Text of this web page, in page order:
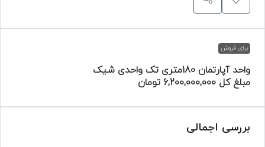
برای فروش
واحد آپارتمان 180متری تک واحدی شیک
مبلغ کل 6,200,000,000 تومان
بررسی اجمالی